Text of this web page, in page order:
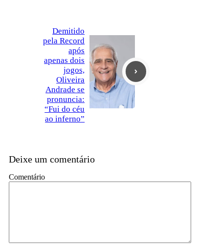
Demitido
pela Record
após
apenas dois
jogos,
Oliveira
Andrade se
pronuncia:
“Fui do céu
ao inferno”
Deixe um comentário
Comentário